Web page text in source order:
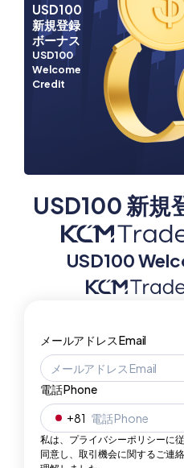
USD100
新規登録
ボーナス
USD100
Welcome
Credit
USD100 新規
USD100
メールアドレス Email
電話 Phone
+81
私は、プライバシーポリシーに
同意し、取引機会に関するご連